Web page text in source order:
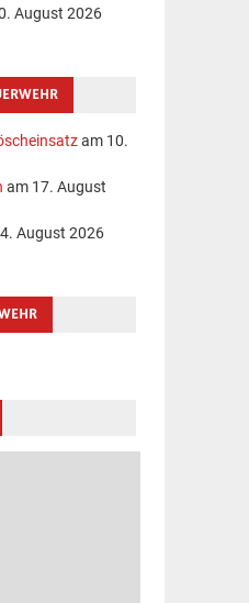
August 2026
am 10.
am 17. August
August 2026